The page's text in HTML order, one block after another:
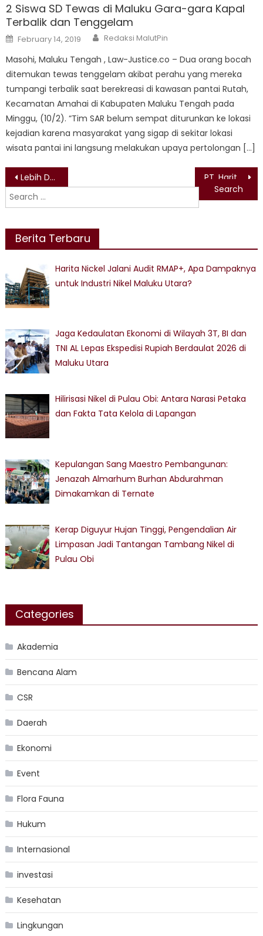
2 Siswa SD Tewas di Maluku Gara-gara Kapal
Terbalik dan Tenggelam
Posted
on
February 14, 2019 Author
Redaksi MalutPin
Masohi, Maluku Tengah , Law-Justice.co – Dua orang bocah
ditemukan tewas tenggelam akibat perahu yang mereka
tumpangi terbalik saat berekreasi di kawasan pantai Rutah,
Kecamatan Amahai di Kabupaten Maluku Tengah pada
Minggu, (10/2). “Tim SAR belum sempat diturunkan ke lokasi
kejadian karena masyarakat yang sigap di sekitar lokasi
wisata pantai ini langsung melakukan upaya pertolongan […]
Post
navigation
Lebih Dari 100 Ribu Pelanggan Listrik di Maluku Dapat Diskon
Search
for:
Berita Terbaru
Harita Nickel Jalani Audit RMAP+, Apa Dampaknya
untuk Industri Nikel Maluku Utara?
Jaga Kedaulatan Ekonomi di Wilayah 3T, BI dan
TNI AL Lepas Ekspedisi Rupiah Berdaulat 2026 di
Maluku Utara
Hilirisasi Nikel di Pulau Obi: Antara Narasi Petaka
dan Fakta Tata Kelola di Lapangan
Kepulangan Sang Maestro Pembangunan:
Jenazah Almarhum Burhan Abdurahman
Dimakamkan di Ternate
Kerap Diguyur Hujan Tinggi, Pengendalian Air
Limpasan Jadi Tantangan Tambang Nikel di
Pulau Obi
Categories
Akademia
Bencana Alam
CSR
Daerah
Ekonomi
Event
Flora Fauna
Hukum
Internasional
investasi
Kesehatan
Lingkungan